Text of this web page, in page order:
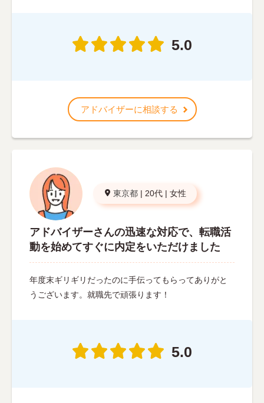
5.0
アドバイザーに相談する
東京都 | 20代 | 女性
アドバイザーさんの迅速な対応で、転職活
動を始めてすぐに内定をいただけました
年度末ギリギリだったのに手伝ってもらってありがと
うございます。就職先で頑張ります！
5.0